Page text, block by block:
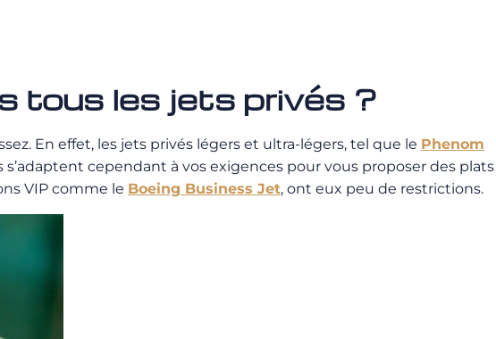
tous les jets privés ?
En effet, les jets privés légers et ultra-légers, tel que le Phenom
cependant à vos exigences pour vous proposer des plats
VIP comme le Boeing Business Jet, ont eux peu de restrictions.